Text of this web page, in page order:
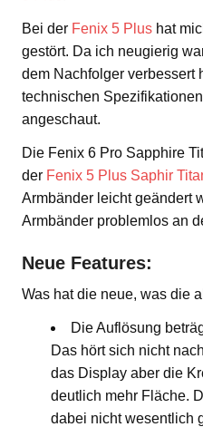
Bei der Fenix 5 Plus hat
gestört. Da ich neugierig
dem Nachfolger verbessert
technischen
angeschaut.
Die Fenix 6 Pro Sapphire
der Fenix 5 Plus Saphir
Armbänder leicht geändert
Armbänder problemlos an
Neue Features:
Was hat die neue, was die
Die Auflösung
Das hört sich nicht
das Display aber die
deutlich mehr Fläche.
dabei nicht wesentlich